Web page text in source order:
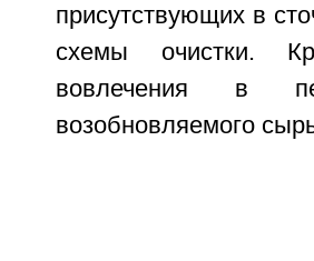
присутствующих в
схемы очистки.
вовлечения в
возобновляемого